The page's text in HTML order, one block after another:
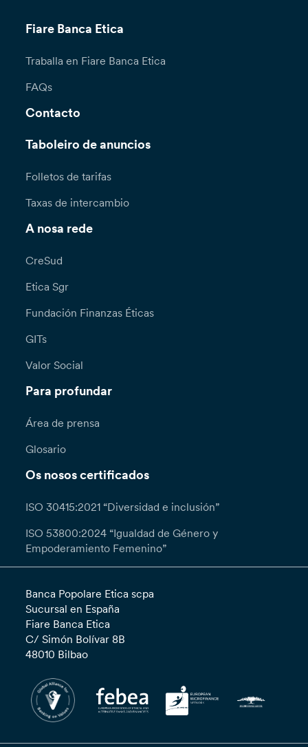
Fiare Banca Etica
Traballa en Fiare Banca Etica
FAQs
Contacto
Taboleiro de anuncios
Folletos de tarifas
Taxas de intercambio
A nosa rede
CreSud
Etica Sgr
Fundación Finanzas Éticas
GITs
Valor Social
Para profundar
Área de prensa
Glosario
Os nosos certificados
ISO 30415:2021 “Diversidad e inclusión”
ISO 53800:2024 “Igualdad de Género y
Empoderamiento Femenino”
Banca Popolare Etica scpa
Sucursal en España
Fiare Banca Etica
C/ Simón Bolívar 8B
48010 Bilbao